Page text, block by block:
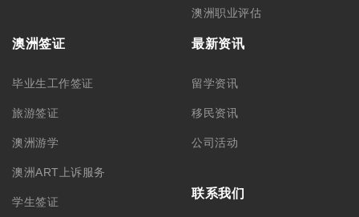
澳洲职业评估
澳洲签证
毕业生工作签证
旅游签证
澳洲游学
澳洲ART上诉服务
学生签证
最新资讯
留学资讯
移民资讯
公司活动
联系我们